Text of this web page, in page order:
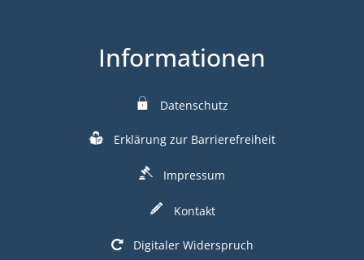
Informationen
Datenschutz
Erklärung zur Barrierefreiheit
Impressum
Kontakt
Digitaler Widerspruch